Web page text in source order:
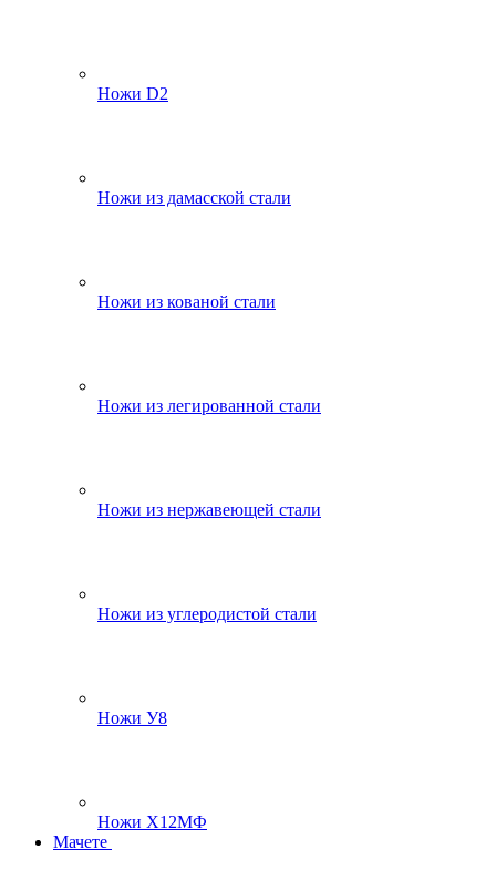
Ножи D2
Ножи из дамасской стали
Ножи из кованой стали
Ножи из легированной стали
Ножи из нержавеющей стали
Ножи из углеродистой стали
Ножи У8
Ножи Х12МФ
Мачете